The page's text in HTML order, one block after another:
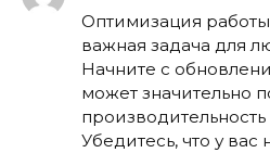
Оптимизация
важная задача для
Начните с
может значительно
производительность
Убедитесь, что у вас